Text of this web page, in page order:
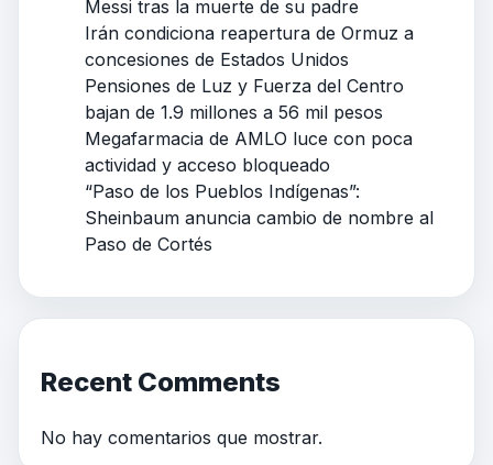
Messi tras la muerte de su padre
Irán condiciona reapertura de Ormuz a
concesiones de Estados Unidos
Pensiones de Luz y Fuerza del Centro
bajan de 1.9 millones a 56 mil pesos
Megafarmacia de AMLO luce con poca
actividad y acceso bloqueado
“Paso de los Pueblos Indígenas”:
Sheinbaum anuncia cambio de nombre al
Paso de Cortés
Recent Comments
No hay comentarios que mostrar.